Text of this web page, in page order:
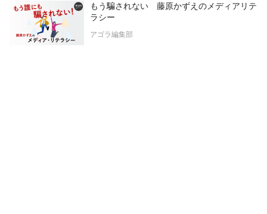
もう騙されない 藤原かずえのメディアリテ
ラシー
アゴラ編集部